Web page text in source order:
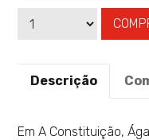
Qtd
Disponibilidade:
Descrição
Em A Constituição,